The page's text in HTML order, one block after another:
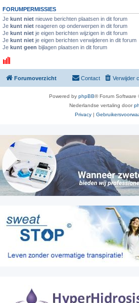
FORUMPERMISSIES
Je kunt niet nieuwe berichten plaatsen in dit forum
Je kunt niet reageren op onderwerpen in dit forum
Je kunt niet je eigen berichten wijzigen in dit forum
Je kunt niet je eigen berichten verwijderen in dit forum
Je kunt geen bijlagen plaatsen in dit forum
Forumoverzicht Verwijder
Contact
Powered by phpBB® Forum Software
Nederlandse vertaling door
Privacy |